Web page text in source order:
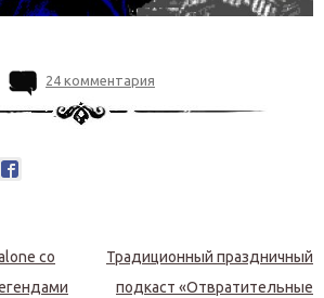
24 комментария
со
Традиционный праздничный
подкаст «Отвратительные